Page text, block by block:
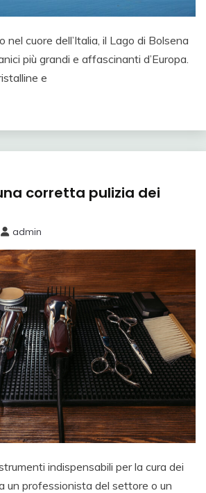
nel cuore dell’Italia, il Lago di Bolsena
più grandi e affascinanti d’Europa.
e
corretta pulizia dei
admin
indispensabili per la cura dei
un professionista del settore o un